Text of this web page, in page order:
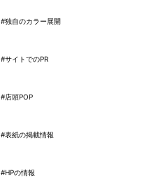
#独自のカラー展開
#サイトでのPR
#店頭POP
#表紙の掲載情報
#HPの情報